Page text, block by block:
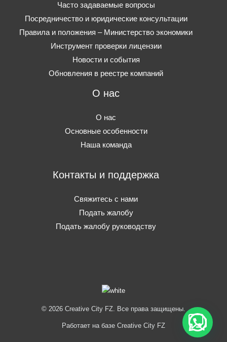
Часто задаваемые вопросы
Посредничество и юридические консультации
Правила и положения – Министерство экономики
Инструмент проверки лицензии
Новости и события
Обновления в реестре компаний
О нас
О нас
Основные особенности
Наша команда
Контакты и поддержка
Свяжитесь с нами
Подать жалобу
Подать жалобу руководству
© 2026 Creative City FZ. Все права защищены.
Работает на базе Creative City FZ